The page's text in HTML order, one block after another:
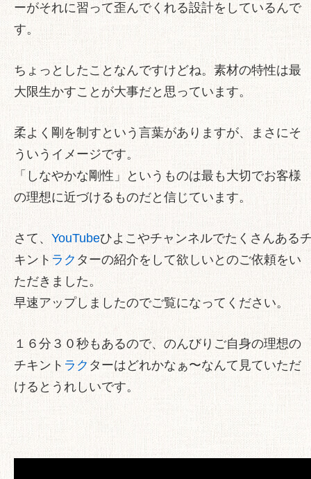
ーがそれに習って歪んでくれる設計をしているんで
す。
ちょっとしたことなんですけどね。素材の特性は最
大限生かすことが大事だと思っています。
柔よく剛を制すという言葉がありますが、まさにそ
ういうイメージです。
「しなやかな剛性」というものは最も大切でお客様
の理想に近づけるものだと信じています。
さて、 YouTubeひよこやチャンネルでたくさんある
キント ラク ターの紹介をして欲しいとのご依頼をい
ただきました。
早速アップしましたのでご覧になってください。
１６分３０秒もあるので、のんびりご自身の理想の
チキント ラク ターはどれかなぁ〜なんて見ていただ
けるとうれしいです。